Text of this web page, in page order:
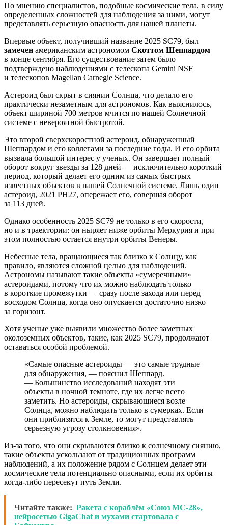
По мнению специалистов, подобные космические тела, в силу
определенных сложностей для наблюдения за ними, могут
представлять серьезную опасность для нашей планеты.
Впервые объект, получивший название 2025 SC79, был
замечен американским астрономом Скоттом Шеппардом
в конце сентября. Его существование затем было
подтверждено наблюдениями с телескопа Gemini NSF
и телескопов Magellan Carnegie Science.
Астероид был скрыт в сиянии Солнца, что делало его
практически незаметным для астрономов. Как выяснилось,
объект шириной 700 метров мчится по нашей Солнечной
системе с невероятной быстротой.
Это второй сверхскоростной астероид, обнаруженный
Шеппардом и его коллегами за последние годы. И его орбита
вызвала большой интерес у ученых. Он завершает полный
оборот вокруг звезды за 128 дней — исключительно короткий
период, который делает его одним из самых быстрых
известных объектов в нашей Солнечной системе. Лишь один
астероид, 2021 PH27, опережает его, совершая оборот
за 113 дней.
Однако особенность 2025 SC79 не только в его скорости,
но и в траектории: он ныряет ниже орбиты Меркурия и при
этом полностью остается внутри орбиты Венеры.
Небесные тела, вращающиеся так близко к Солнцу, как
правило, являются сложной целью для наблюдений.
Астрономы называют такие объекты «сумеречными»
астероидами, потому что их можно наблюдать только
в короткие промежутки — сразу после захода или перед
восходом Солнца, когда оно опускается достаточно низко
за горизонт.
Хотя ученые уже выявили множество более заметных
околоземных объектов, такие, как 2025 SC79, продолжают
оставаться особой проблемой.
«Самые опасные астероиды — это самые трудные
для обнаружения, — пояснил Шеппард.
— Большинство исследований находят эти
объекты в ночной темноте, где их легче всего
заметить. Но астероиды, скрывающиеся возле
Солнца, можно наблюдать только в сумерках. Если
они приблизятся к Земле, то могут представлять
серьезную угрозу столкновения».
Из-за того, что они скрываются близко к солнечному сиянию,
такие объекты ускользают от традиционных программ
наблюдений, а их положение рядом с Солнцем делает эти
космические тела потенциально опасными, если их орбиты
когда-либо пересекут путь Земли.
Читайте также: Ракета с кораблём «Союз МС-28»,
нейросетью GigaChat и мухами стартовала с